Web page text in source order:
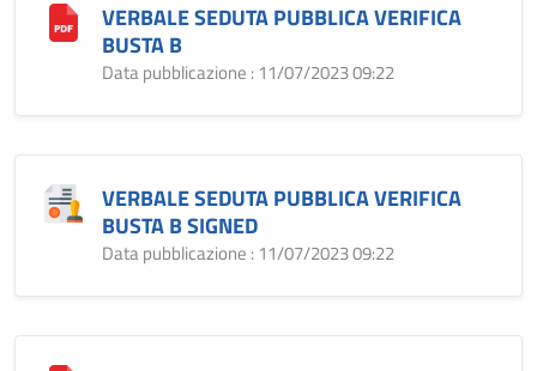
VERBALE SEDUTA PUBBLICA VERIFICA
BUSTA B
Data pubblicazione : 11/07/2023 09:22
VERBALE SEDUTA PUBBLICA VERIFICA
BUSTA B SIGNED
Data pubblicazione : 11/07/2023 09:22